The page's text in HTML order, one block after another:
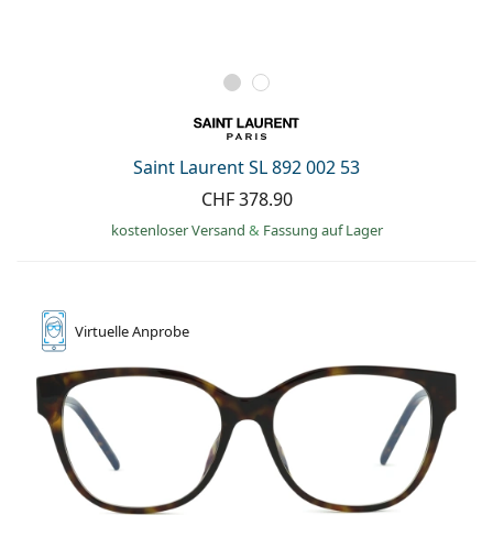
Saint Laurent SL 892 002 53
CHF 378.90
kostenloser Versand & Fassung auf Lager
VirtuelleAnprobe